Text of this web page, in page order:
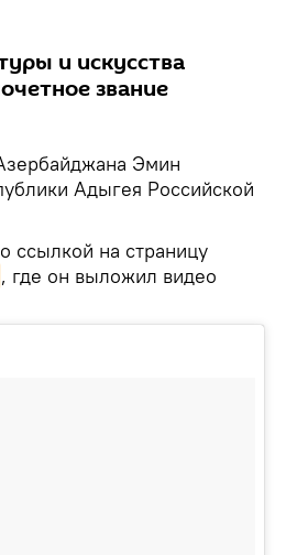
и искусства
звание
Эмин
Адыгея Российской
ссылкой на страницу
, где он выложил видео